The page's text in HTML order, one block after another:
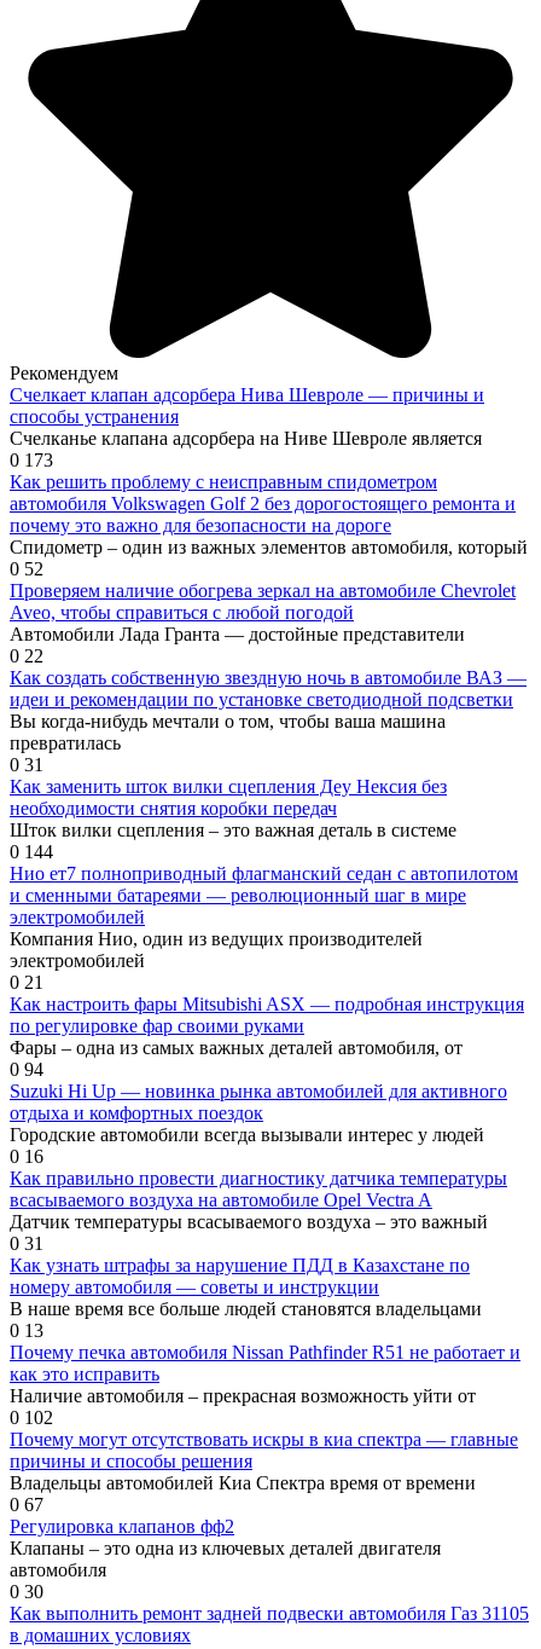
Рекомендуем
Счелкает клапан адсорбера Нива Шевроле — причины и
способы устранения
Счелканье клапана адсорбера на Ниве Шевроле является
0 173
Как решить проблему с неисправным спидометром
автомобиля Volkswagen Golf 2 без дорогостоящего ремонта и
почему это важно для безопасности на дороге
Спидометр – один из важных элементов автомобиля, который
0 52
Проверяем наличие обогрева зеркал на автомобиле Chevrolet
Aveo, чтобы справиться с любой погодой
Автомобили Лада Гранта — достойные представители
0 22
Как создать собственную звездную ночь в автомобиле ВАЗ —
идеи и рекомендации по установке светодиодной подсветки
Вы когда-нибудь мечтали о том, чтобы ваша машина
превратилась
0 31
Как заменить шток вилки сцепления Деу Нексия без
необходимости снятия коробки передач
Шток вилки сцепления – это важная деталь в системе
0 144
Нио ет7 полноприводный флагманский седан с автопилотом
и сменными батареями — революционный шаг в мире
электромобилей
Компания Нио, один из ведущих производителей
электромобилей
0 21
Как настроить фары Mitsubishi ASX — подробная инструкция
по регулировке фар своими руками
Фары – одна из самых важных деталей автомобиля, от
0 94
Suzuki Hi Up — новинка рынка автомобилей для активного
отдыха и комфортных поездок
Городские автомобили всегда вызывали интерес у людей
0 16
Как правильно провести диагностику датчика температуры
всасываемого воздуха на автомобиле Opel Vectra A
Датчик температуры всасываемого воздуха – это важный
0 31
Как узнать штрафы за нарушение ПДД в Казахстане по
номеру автомобиля — советы и инструкции
В наше время все больше людей становятся владельцами
0 13
Почему печка автомобиля Nissan Pathfinder R51 не работает и
как это исправить
Наличие автомобиля – прекрасная возможность уйти от
0 102
Почему могут отсутствовать искры в киа спектра — главные
причины и способы решения
Владельцы автомобилей Киа Спектра время от времени
0 67
Регулировка клапанов фф2
Клапаны – это одна из ключевых деталей двигателя
автомобиля
0 30
Как выполнить ремонт задней подвески автомобиля Газ 31105
в домашних условиях